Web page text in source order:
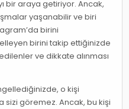
bir araya getiriyor. Ancak,
yaşanabilir ve biri
birini
birini takip ettiğinizde
ve dikkate alınması
o kişi
sizi göremez. Ancak, bu kişi